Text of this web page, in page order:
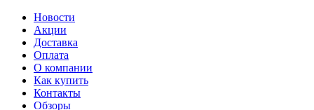
Новости
Акции
Доставка
Оплата
О компании
Как купить
Контакты
Обзоры